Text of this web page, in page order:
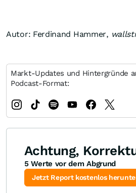
Autor: Ferdinand Hammer,
Markt-Updates und Hintergründe
Podcast-Format:
Achtung,
5 Werte vor dem Abgrund
Jetzt Report kostenlos